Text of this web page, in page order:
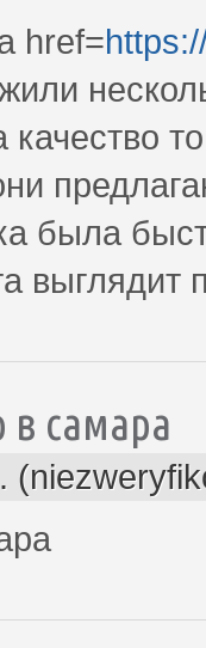
href=
качество
была
выглядит
в самара